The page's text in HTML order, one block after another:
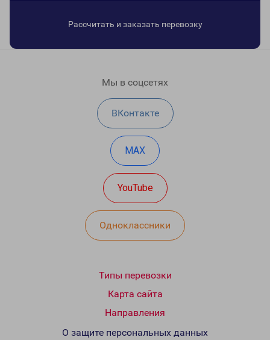
Рассчитать и заказать перевозку
Мы в соцсетях
ВКонтакте
MAX
YouTube
Одноклассники
Типы перевозки
Карта сайта
Направления
О защите персональных данных